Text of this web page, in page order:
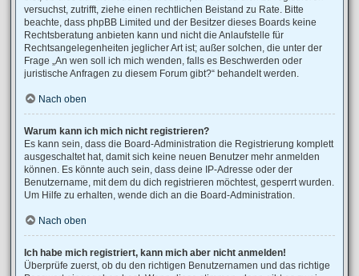
versuchst, zutrifft, ziehe einen rechtlichen Beistand zu Rate. Bitte
beachte, dass phpBB Limited und der Besitzer dieses Boards keine
Rechtsberatung anbieten kann und nicht die Anlaufstelle für
Rechtsangelegenheiten jeglicher Art ist; außer solchen, die unter der
Frage „An wen soll ich mich wenden, falls es Beschwerden oder
juristische Anfragen zu diesem Forum gibt?“ behandelt werden.
Nach oben
Warum kann ich mich nicht registrieren?
Es kann sein, dass die Board-Administration die Registrierung komplett
ausgeschaltet hat, damit sich keine neuen Benutzer mehr anmelden
können. Es könnte auch sein, dass deine IP-Adresse oder der
Benutzername, mit dem du dich registrieren möchtest, gesperrt wurden.
Um Hilfe zu erhalten, wende dich an die Board-Administration.
Nach oben
Ich habe mich registriert, kann mich aber nicht anmelden!
Überprüfe zuerst, ob du den richtigen Benutzernamen und das richtige